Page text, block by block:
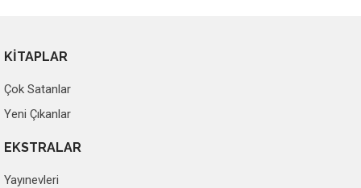
KİTAPLAR
Çok Satanlar
Yeni Çıkanlar
EKSTRALAR
Yayınevleri